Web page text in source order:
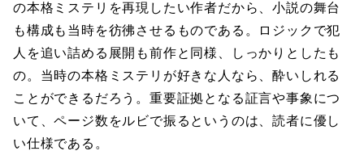
の本格ミステリを再現したい作者だから、小説の舞台
も構成も当時を彷彿させるものである。ロジックで犯
人を追い詰める展開も前作と同様、しっかりとしたも
の。当時の本格ミステリが好きな人なら、酔いしれる
ことができるだろう。重要証拠となる証言や事象につ
いて、ページ数をルビで振るというのは、読者に優し
い仕様である。